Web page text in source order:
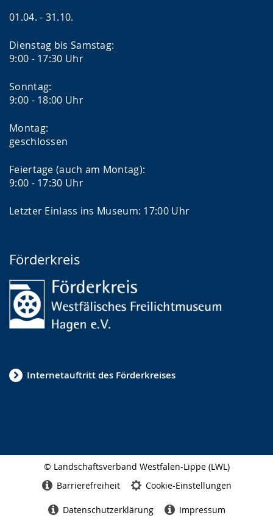
01.04. - 31.10.
Dienstag bis Samstag:
9:00 - 17:30 Uhr
Sonntag:
9:00 - 18:00 Uhr
Montag:
geschlossen
Feiertage (auch am Montag):
9:00 - 17:30 Uhr
Letzter Einlass ins Museum: 17:00 Uhr
Förderkreis
Internetauftritt des Förderkreises
© Landschaftsverband Westfalen-Lippe (LWL)
Barrierefreiheit Cookie-Einstellungen
Datenschutzerklärung Impressum